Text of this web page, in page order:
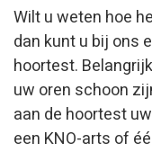
Wilt u weten hoe
dan kunt u bij ons
hoortest.
uw oren schoon
aan de hoortest
een KNO-arts of